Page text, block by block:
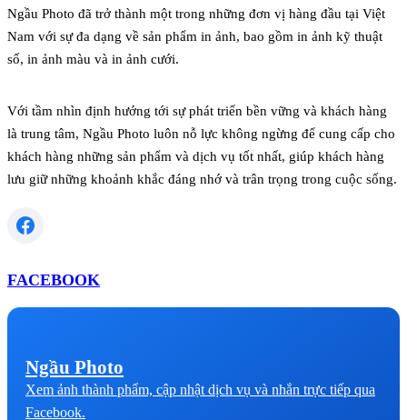
Ngầu Photo đã trở thành một trong những đơn vị hàng đầu tại Việt
Nam với sự đa dạng về sản phẩm in ảnh, bao gồm in ảnh kỹ thuật
số, in ảnh màu và in ảnh cưới.
Với tầm nhìn định hướng tới sự phát triển bền vững và khách hàng
là trung tâm, Ngầu Photo luôn nỗ lực không ngừng để cung cấp cho
khách hàng những sản phẩm và dịch vụ tốt nhất, giúp khách hàng
lưu giữ những khoảnh khắc đáng nhớ và trân trọng trong cuộc sống.
FACEBOOK
Ngầu Photo
Xem ảnh thành phẩm, cập nhật dịch vụ và nhắn trực tiếp qua
Facebook.